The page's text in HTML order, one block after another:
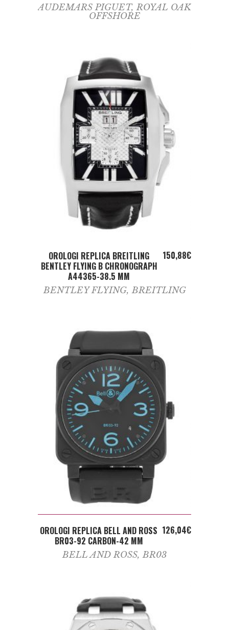
AUDEMARS PIGUET, ROYAL OAK
OFFSHORE
ADD TO CART
OROLOGI REPLICA BREITLING
BENTLEY FLYING B CHRONOGRAPH
A44365-38.5 MM
150,88€
BENTLEY FLYING,BREITLING
ADD TO CART
OROLOGI REPLICA BELL AND ROSS
BR03-92 CARBON-42 MM
126,04€
BELL AND ROSS,BR03